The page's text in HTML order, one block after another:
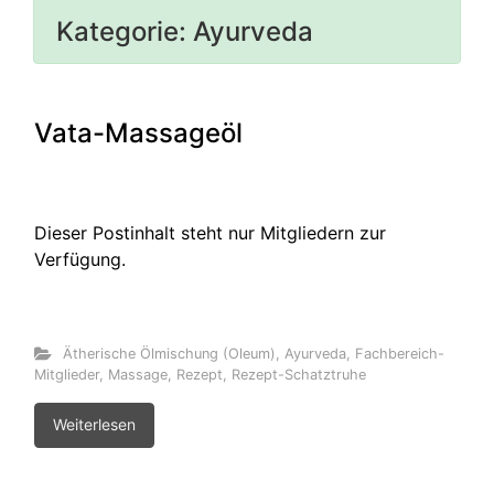
Kategorie: Ayurveda
Vata-Massageöl
Dieser Postinhalt steht nur Mitgliedern zur
Verfügung.
Ätherische Ölmischung (Oleum) Ayurveda, Fachbereich-
Mitglieder, Massage Rezept Rezept-Schatztruhe
Weiterlesen